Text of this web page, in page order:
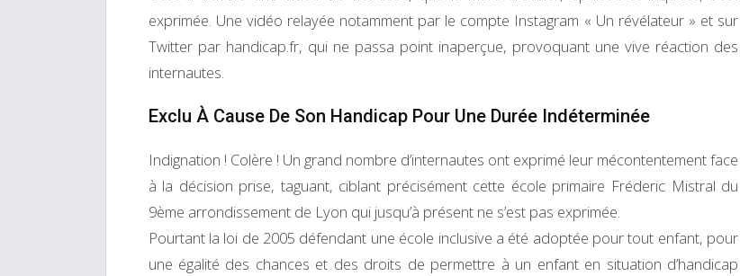
exprimée. Une vidéo relayée notamment par le compte Instagram « Un révélateur » et sur
Twitter par handicap.fr, qui ne passa point inaperçue, provoquant une vive réaction des
internautes.
Exclu À Cause De Son Handicap Pour Une Durée Indéterminée
Indignation ! Colère ! Un grand nombre d’internautes ont exprimé leur mécontentement face
à la décision prise, taguant, ciblant précisément cette école primaire Fréderic Mistral du
9ème arrondissement de Lyon qui jusqu’à présent ne s’est pas exprimée.
Pourtant la loi de 2005 défendant une école inclusive a été adoptée pour tout enfant, pour
une égalité des chances et des droits de permettre à un enfant en situation d’handicap